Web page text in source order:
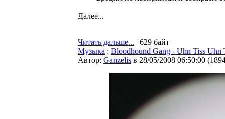
Далее...
Читать дальше... | 629 байт
Музыка : Bloodhound Gang - Uhn Tiss Uhn
Автор: Ganzelis в 28/05/2008 06:50:00 (